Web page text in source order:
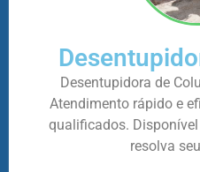
Desentupidora de
Atendimento rápido e
qualificados.
resolva